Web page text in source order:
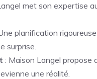
met son expertise
planification
surprise.
: Maison Langel propose
une réalité.